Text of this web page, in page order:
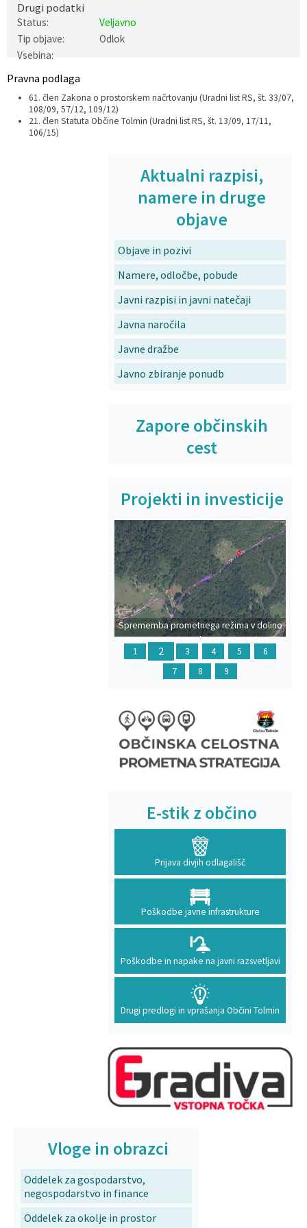
Drugi podatki
Status:
Veljavno
Tip objave:
Odlok
Vsebina:
Pravna podlaga
61. člen Zakona o prostorskem načrtovanju (Uradni list RS, št. 33/07,
108/09, 57/12, 109/12)
21. člen Statuta Občine Tolmin (Uradni list RS, št. 13/09, 17/11,
106/15)
Aktualni razpisi,
namere in druge
objave
Objave in pozivi
Namere, odločbe, pobude
Javni razpisi in javni natečaji
Javna naročila
Javne dražbe
Javno zbiranje ponudb
Zapore občinskih
cest
Projekti in investicije
Sprememba prometnega režima v dolino
Polog
Prejšnja
1 2 3 4 5
6
7
8 9
E-stik z občino
Prijava divjih odlagališč
Poškodbe javne infrastrukture
Poškodbe in napake na javni razsvetljavi
Drugi predlogi in vprašanja Občini Tolmin
Vloge in obrazci
Oddelek za gospodarstvo,
negospodarstvo in finance
Oddelek za okolje in prostor
Varstvo osebnih podatkov
Katalog informacij javnega značaja
Občinska volilna komisija
Svet za preventivo in vzgojo v cestnem prometu
Viri pomoči za področje duševnega zdravja
En Svet EKO sklad
Varuhov kotiček